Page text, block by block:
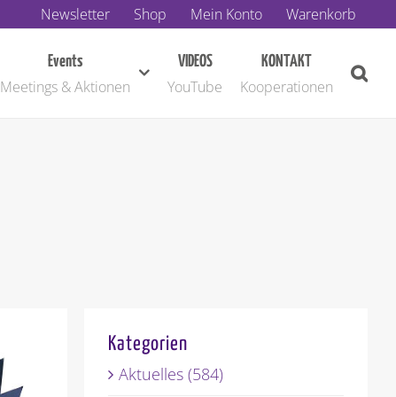
Newsletter Shop Mein Konto Warenkorb
Events
Meetings & Aktionen
VIDEOS
YouTube
KONTAKT
Kooperationen
Kategorien
Aktuelles (584)